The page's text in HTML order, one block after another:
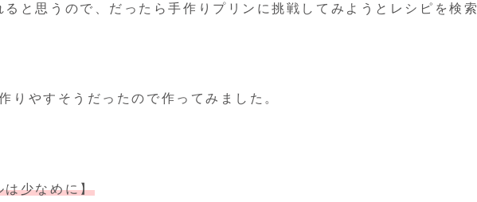
と思うので、だったら手作りプリンに挑戦してみようとレシピを検索
りやすそうだったので作ってみました。
は少なめに】